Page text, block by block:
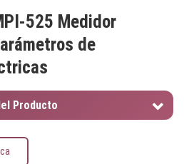
525 Medidor
de
Producto